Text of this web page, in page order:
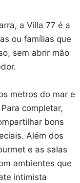
a Villa 77 é a
ou famílias que
sem abrir mão
metros do mar e
completar,
bons
Além dos
e as salas
ambientes que
intimista